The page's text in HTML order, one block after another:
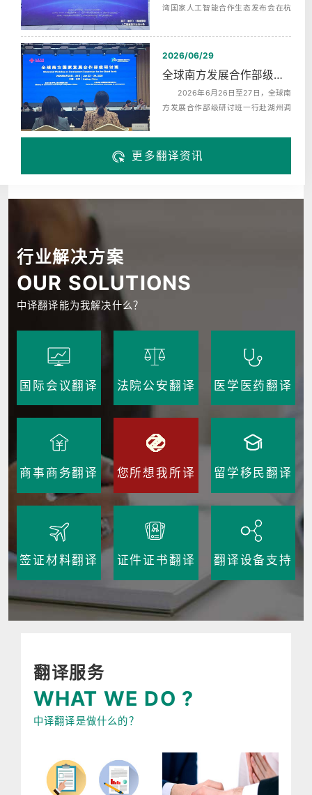
湾国家人工智能合作生态发布会在杭
了...
2026/06/29
全球南方发展合作部级研讨班赴湖州调研翻译服务
2026年6月26日至27日，全球南
方发展合作部级研讨班一行赴湖州调
罗、埃...
更多翻译资讯
行业解决方案
OUR SOLUTIONS
中译翻译能为我解决什么？
国际会议翻译 法院公安翻译 医学医药翻译
商事商务翻译 您所想我所译 留学移民翻译
签证材料翻译 证件证书翻译 翻译设备支持
翻译服务
WHAT WE DO ?
中译翻译是做什么的？